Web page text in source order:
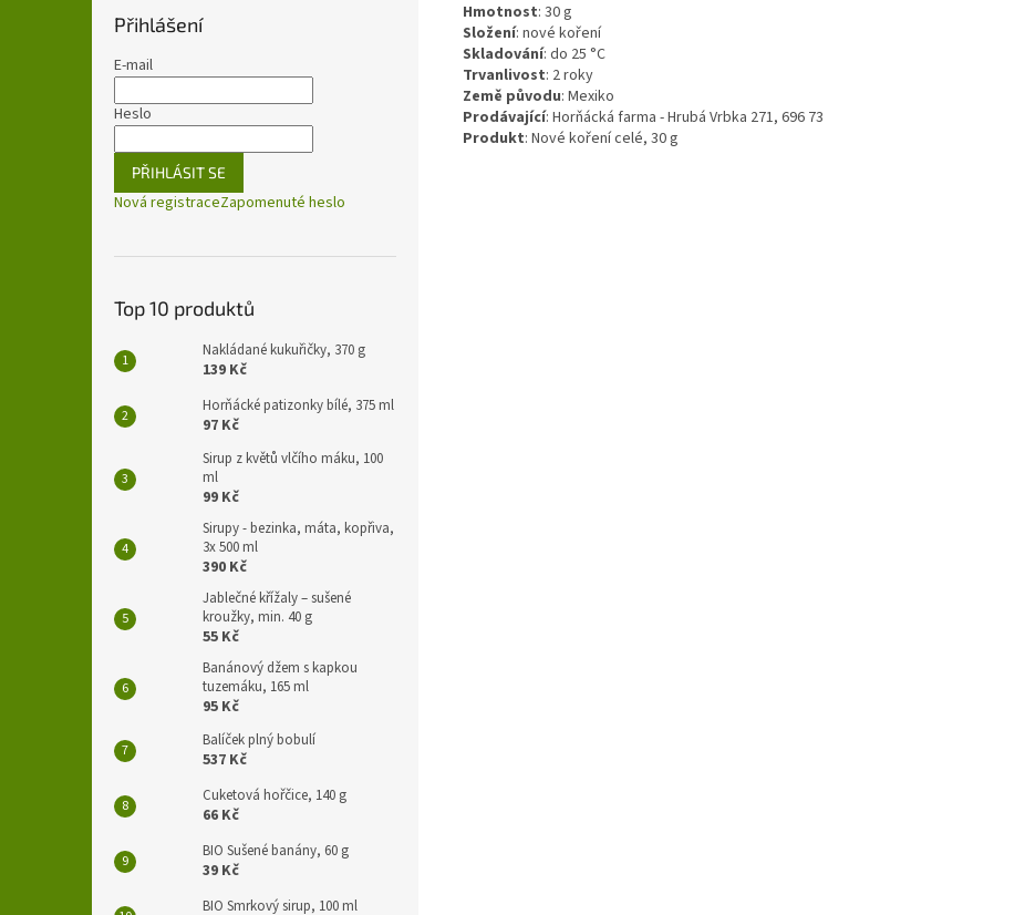
Přihlášení
E-mail
Heslo
PŘIHLÁSIT SE
Nová registraceZapomenuté heslo
Top 10 produktů
Nakládané kukuřičky, 370 g
139 Kč
Horňácké patizonky bílé, 375 ml
97 Kč
Sirup z květů vlčího máku, 100
ml
99 Kč
Sirupy - bezinka, máta, kopřiva,
3x 500 ml
390 Kč
Jablečné křížaly – sušené
kroužky, min. 40 g
55 Kč
Banánový džem s kapkou
tuzemáku, 165 ml
95 Kč
Balíček plný bobulí
537 Kč
Cuketová hořčice, 140 g
66 Kč
BIO Sušené banány, 60 g
39 Kč
BIO Smrkový sirup, 100 ml
Hmotnost: 30g
Složení: nové koření
Skladování: do 25 °C
Trvanlivost: 2 roky
Země původu: Mexiko
Prodávající: Horňácká farma - Hrubá Vrbka 271, 696 73
Produkt: Nové koření celé, 30 g